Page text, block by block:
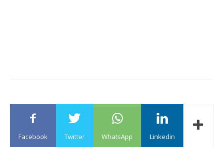
Facebook Twitter WhatsApp Linkedin